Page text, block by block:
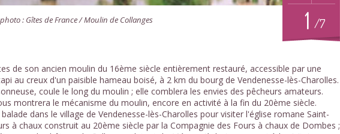
: Gîtes de France / Moulin de Collanges 1 /7
de son ancien moulin du 16ème siècle entièrement restauré, accessible par une
au creux d'un paisible hameau boisé, à 2 km du bourg de Vendenesse-lès-Charolles.
coule le long du moulin ; elle comblera les envies des pêcheurs amateurs.
montrera le mécanisme du moulin, encore en activité à la fin du 20ème siècle.
dans le village de Vendenesse-lès-Charolles pour visiter l'église romane Saint-
à chaux construit au 20ème siècle par la Compagnie des Fours à chaux de Dombes ;